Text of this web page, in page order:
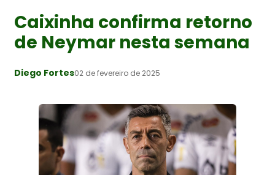
Caixinha confirma retorno
de Neymar nesta semana
Diego Fortes02 de fevereiro de 2025